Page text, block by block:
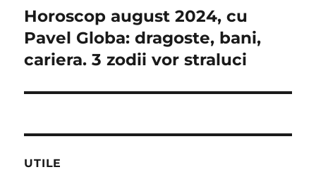
Next
post:
Horoscop august 2024, cu
Pavel Globa: dragoste, bani,
cariera. 3 zodii vor straluci
UTILE